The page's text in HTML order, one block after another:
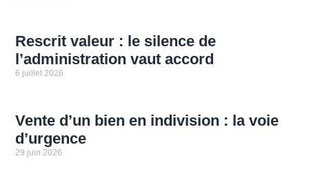
Rescrit valeur : le silence de
l’administration vaut accord
6 juillet 2026
Vente d’un bien en indivision : la voie
d’urgence
29 juin 2026